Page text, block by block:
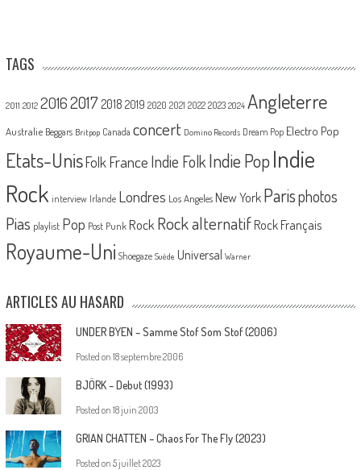
TAGS
2011 2012 20162017 2018 2019 2020 2021 2022 2023 2024 Angleterre
Australie Beggars Britpop Canada concert Domino Records Dream Pop Electro Pop
Etats-UnisFolk France Indie Folk Indie PopIndie
Rock interview Irlande Londres Los Angeles New York Parisphotos
Pias playlist Pop Post Punk Rock Rock alternatif Rock Français
Royaume-Uni Shoegaze Suède Universal Warner
ARTICLES AU HASARD
UNDER BYEN – Samme Stof Som Stof (2006)
Posted on 18 septembre 2006
BJÖRK – Debut (1993)
Posted on 18 juin 2003
GRIAN CHATTEN – Chaos For The Fly (2023)
Posted on 5 juillet 2023